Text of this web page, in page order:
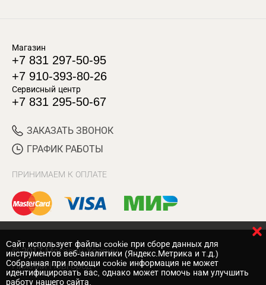
Магазин
+7 831 297-50-95
+7 910-393-80-26
Сервисный центр
+7 831 295-50-67
ЗАКАЗАТЬ ЗВОНОК
ГРАФИК РАБОТЫ
ПРИНИМАЕМ К ОПЛАТЕ
© 2017 Магазин Хозяин
Нижний Новгород
Cайт использует файлы cookie при сборе данных для
инструментов веб-аналитики (Яндекс.Метрика и т.д.)
Собранная при помощи cookie информация не может
идентифицировать вас, однако может помочь нам улучшить
работу нашего сайта.